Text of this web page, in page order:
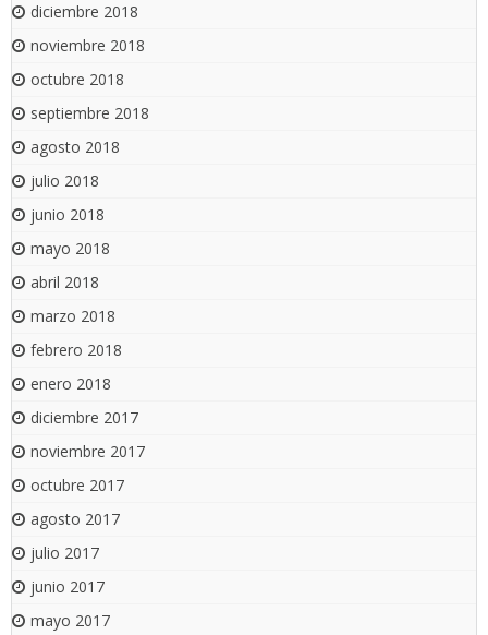
diciembre 2018
noviembre 2018
octubre 2018
septiembre 2018
agosto 2018
julio 2018
junio 2018
mayo 2018
abril 2018
marzo 2018
febrero 2018
enero 2018
diciembre 2017
noviembre 2017
octubre 2017
agosto 2017
julio 2017
junio 2017
mayo 2017